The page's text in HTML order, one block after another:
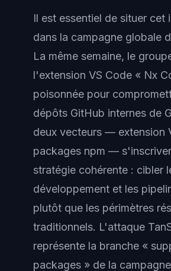
Il est essentiel de situer cet
dans la campagne globale
La même semaine, le
l'extension VS Code « Nx
poisonnée pour
dépôts GitHub internes de
deux vecteurs — extension
packages npm —
stratégie cohérente : cibler
développement et les
plutôt que les périmètres
traditionnels. L'attaque
représente la branche «
packages » de la